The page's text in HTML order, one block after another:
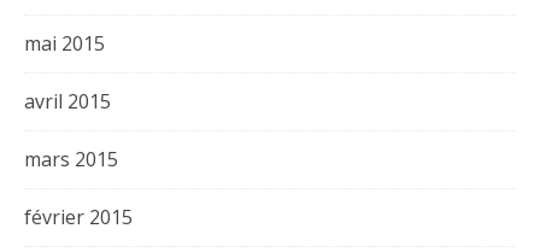
mai 2015
avril 2015
mars 2015
février 2015